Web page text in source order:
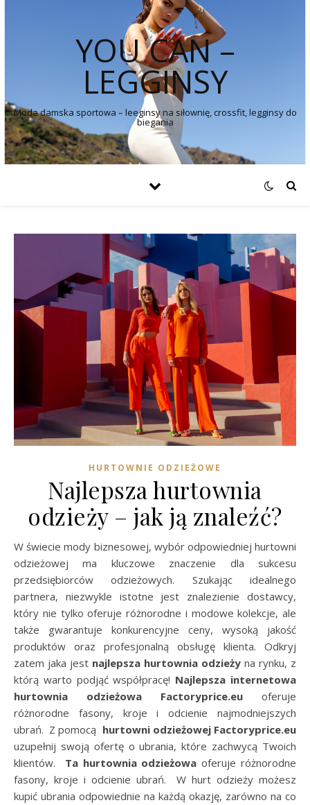
YOU CAN –
LEGGINSY
Moda damska sportowa – leeginsy na siłownię, crossfit, legginsy do
biegania
HURTOWNIE ODZIEŻOWE
Najlepsza hurtownia
odzieży – jak ją znaleźć?
W świecie mody biznesowej, wybór odpowiedniej hurtowni
odzieżowej ma kluczowe znaczenie dla sukcesu
przedsiębiorców odzieżowych. Szukając idealnego
partnera, niezwykle istotne jest znalezienie dostawcy,
który nie tylko oferuje różnorodne i modowe kolekcje, ale
także gwarantuje konkurencyjne ceny, wysoką jakość
produktów oraz profesjonalną obsługę klienta. Odkryj
zatem jaka jest najlepsza hurtownia odzieży na rynku, z
którą warto podjąć współpracę! Najlepsza internetowa
hurtownia odzieżowa Factoryprice.eu oferuje
różnorodne fasony, kroje i odcienie najmodniejszych
ubrań. Z pomocą hurtowni odzieżowej Factoryprice.eu
uzupełnij swoją ofertę o ubrania, które zachwycą Twoich
klientów. Ta hurtownia odzieżowa oferuje różnorodne
fasony, kroje i odcienie ubrań. W hurt odzieży możesz
kupić ubrania odpowiednie na każdą okazję, zarówno na co